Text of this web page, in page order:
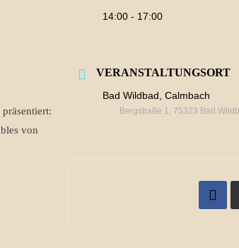
präsentiert:
von
14:00 - 17:00
VERANSTALTUNGSORT
Bad Wildbad, Calmbach
Bergstraße 1, 75323 Bad